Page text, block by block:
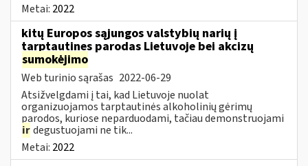
Metai: 2022
kitų Europos sąjungos valstybių narių į
tarptautines parodas Lietuvoje bei akcizų
sumokėjimo
Web turinio sąrašas 2022-06-29
Atsižvelgdami į tai, kad Lietuvoje nuolat
organizuojamos tarptautinės alkoholinių gėrimų
parodos, kuriose neparduodami, tačiau demonstruojami
irdegustuojami ne tik...
Metai: 2022